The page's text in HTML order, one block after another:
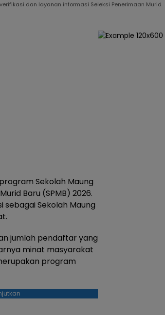
dan layanan informasi Seleksi Penerimaan Murid
Sekolah Maung
Baru (SPMB) 2026.
sebagai Sekolah Maung
jumlah pendaftar yang
minat masyarakat
program